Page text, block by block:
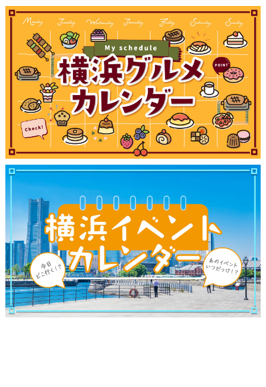
観光ガイド
ランキング
ブログ記事
サイトについて